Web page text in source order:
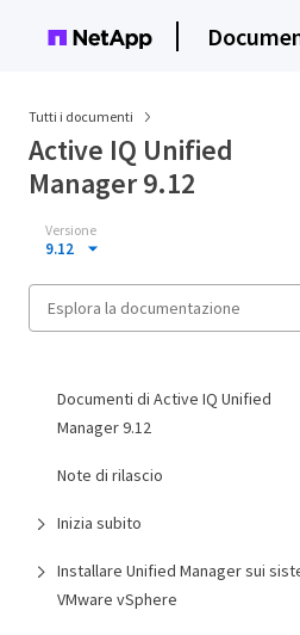
Tutti i documenti
Active IQ Unified
Manager 9.12
Versione
9.12
Documenti di Active IQ Unified
Manager 9.12
Note di rilascio
Inizia subito
Installare Unified Manager sui
VMware vSphere